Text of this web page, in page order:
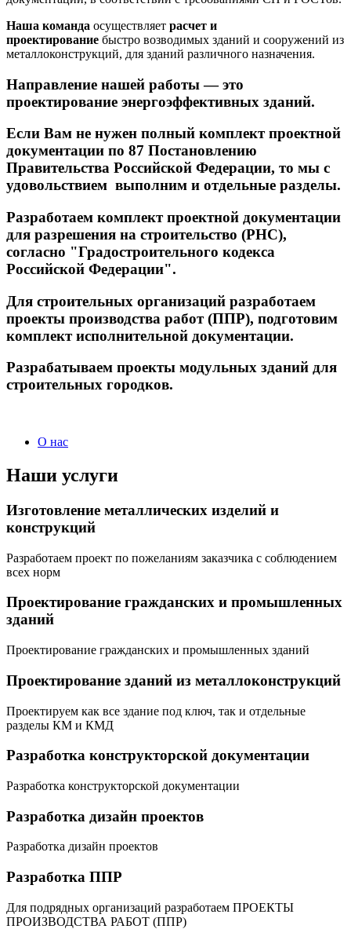
Наша команда осуществляет расчет и
проектирование быстро возводимых зданий и сооружений из
металлоконструкций, для зданий различного назначения.
Направление нашей работы — это
проектирование энергоэффективных зданий.
Если Вам не нужен полный комплект проектной
документации по 87 Постановлению
Правительства Российской Федерации, то мы с
удовольствием выполним и отдельные разделы.
Разработаем комплект проектной документации
для разрешения на строительство (РНС),
согласно "Градостроительного кодекса
Российской Федерации".
Для строительных организаций разработаем
проекты производства работ (ППР), подготовим
комплект исполнительной документации.
Разрабатываем проекты модульных зданий для
строительных городков.
О нас
Наши услуги
Изготовление металлических изделий и
конструкций
Разработаем проект по пожеланиям заказчика с соблюдением
всех норм
Проектирование гражданских и промышленных
зданий
Проектирование гражданских и промышленных зданий
Проектирование зданий из металлоконструкций
Проектируем как все здание под ключ, так и отдельные
разделы КМ и КМД
Разработка конструкторской документации
Разработка конструкторской документации
Разработка дизайн проектов
Разработка дизайн проектов
Разработка ППР
Для подрядных организаций разработаем ПРОЕКТЫ
ПРОИЗВОДСТВА РАБОТ (ППР)